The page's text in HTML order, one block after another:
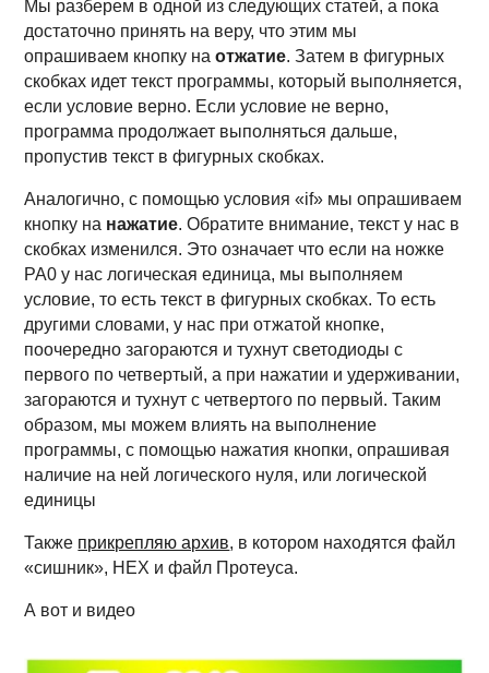
Мы разберем в одной из следующих статей, а пока
достаточно принять на веру, что этим мы
опрашиваем кнопку наотжатие. Затем в фигурных
скобках идет текст программы, который выполняется,
если условие верно. Если условие не верно,
программа продолжает выполняться дальше,
пропустив текст в фигурных скобках.
Аналогично, с помощью условия «if» мы опрашиваем
кнопку на нажатие. Обратите внимание, текст у нас в
скобках изменился. Это означает что если на ножке
РА0 у нас логическая единица, мы выполняем
условие, то есть текст в фигурных скобках. То есть
другими словами, у нас при отжатой кнопке,
поочередно загораются и тухнут светодиоды с
первого по четвертый, а при нажатии и удерживании,
загораются и тухнут с четвертого по первый. Таким
образом, мы можем влиять на выполнение
программы, с помощью нажатия кнопки, опрашивая
наличие на ней логического нуля, или логической
единицы
Также прикрепляю архив, в котором находятся файл
«сишник», HEX и файл Протеуса.
А вот и видео